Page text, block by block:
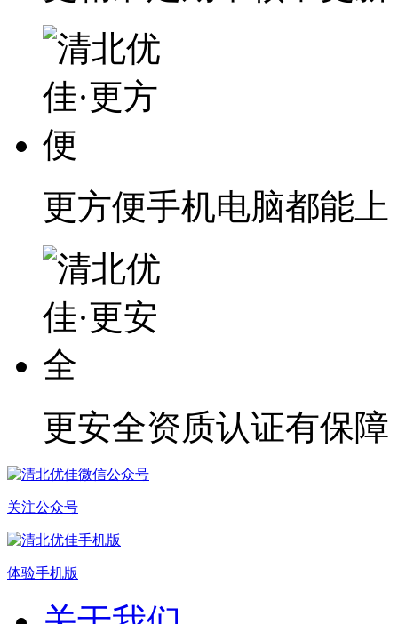
更方便手机电脑都能上
更安全资质认证有保障
关注公众号
体验手机版